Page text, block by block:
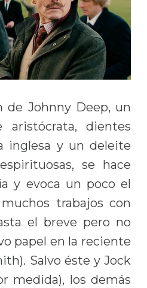
de Johnny Deep, un
aristócrata, dientes
inglesa y un deleite
se hace
y evoca un poco el
trabajos con
el breve pero no
papel en la reciente
Salvo éste y Jock
medida), los demás